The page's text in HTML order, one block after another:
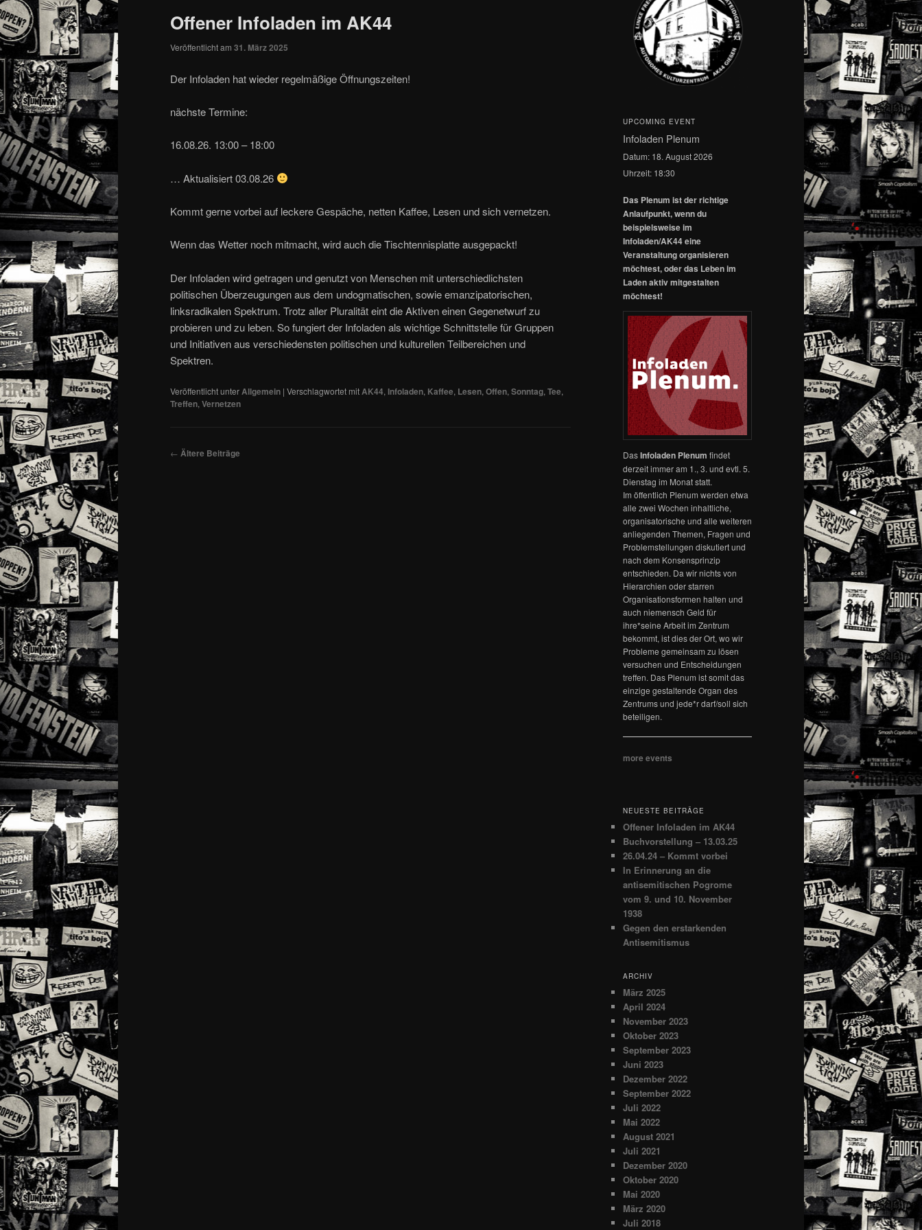
Offener Infoladen im AK44
Veröffentlicht am 31. März 2025
Der Infoladen hat wieder regelmäßige Öffnungszeiten!
nächste Termine:
16.08.26. 13:00 – 18:00
… Aktualisiert 03.08.26
Kommt gerne vorbei auf leckere Gespäche, netten Kaffee, Lesen und sich vernetzen.
Wenn das Wetter noch mitmacht, wird auch die Tischtennisplatte ausgepackt!
Der Infoladen wird getragen und genutzt von Menschen mit unterschiedlichsten
politischen Überzeugungen aus dem undogmatischen, sowie emanzipatorischen,
linksradikalen Spektrum. Trotz aller Pluralität eint die Aktiven einen Gegenetwurf zu
probieren und zu leben. So fungiert der Infoladen als wichtige Schnittstelle für Gruppen
und Initiativen aus verschiedensten politischen und kulturellen Teilbereichen und
Spektren.
Veröffentlicht unterAllgemein | Verschlagwortet mitAK44, Infoladen, Kaffee, Lesen, Offen, Sonntag, Tee,
Treffen, Vernetzen
Beitragsnavigation
← Ältere Beiträge
UPCOMING EVENT
Infoladen Plenum
Datum: 18. August 2026
Uhrzeit: 18:30
Das Plenum ist der richtige
Anlaufpunkt, wenn du
beispielsweise im
Infoladen/AK44 eine
Veranstaltung organisieren
möchtest, oder das Leben im
Laden aktiv mitgestalten
möchtest!
DasInfoladen Plenum findet
derzeit immer am 1., 3. und evtl. 5.
Dienstag im Monat statt.
Im öffentlich Plenum werden etwa
alle zwei Wochen inhaltliche,
organisatorische und alle weiteren
anliegenden Themen, Fragen und
Problemstellungen diskutiert und
nach dem Konsensprinzip
entschieden. Da wir nichts von
Hierarchien oder starren
Organisationsformen halten und
auch niemensch Geld für
ihre*seine Arbeit im Zentrum
bekommt, ist dies der Ort, wo wir
Probleme gemeinsam zu lösen
versuchen und Entscheidungen
treffen. Das Plenum ist somit das
einzige gestaltende Organ des
Zentrums und jede*r darf/soll sich
beteiligen.
more events
NEUESTE BEITRÄGE
Offener Infoladen im AK44
Buchvorstellung – 13.03.25
26.04.24 – Kommt vorbei
In Erinnerung an die
antisemitischen Pogrome
vom 9. und 10. November
1938
Gegen den erstarkenden
Antisemitismus
ARCHIV
März 2025
April 2024
November 2023
Oktober 2023
September 2023
Juni 2023
Dezember 2022
September 2022
Juli 2022
Mai 2022
August 2021
Juli 2021
Dezember 2020
Oktober 2020
Mai 2020
März 2020
Juli 2018